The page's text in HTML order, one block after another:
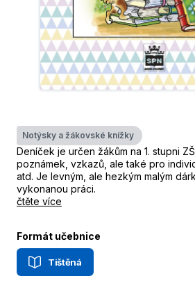
Notýsky a žákovské knížky
Deníček je určen žákům na 1. stupni
poznámek, vzkazů, ale také pro
atd. Je levným, ale hezkým malým
vykonanou práci.
čtěte více
Formát učebnice
Tištěná